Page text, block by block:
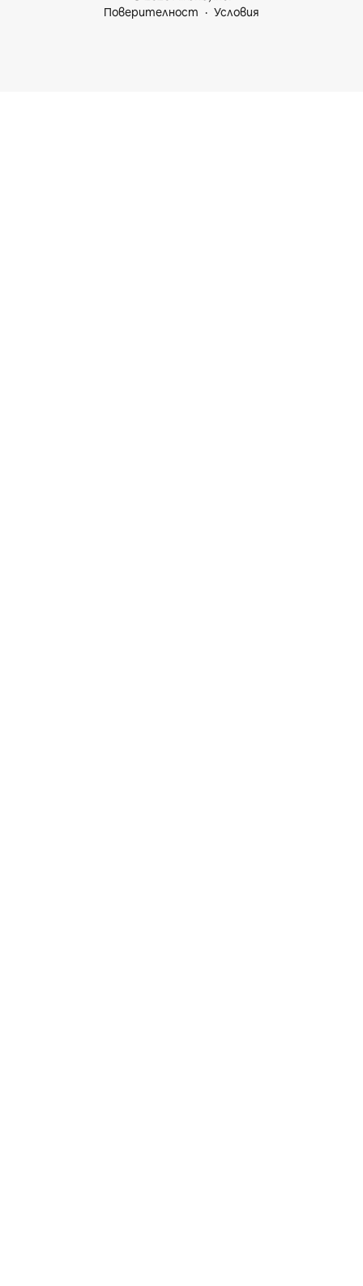
Поверителност
Условия